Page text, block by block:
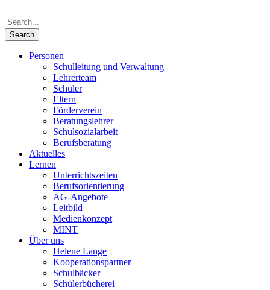
Personen
Schulleitung und Verwaltung
Lehrerteam
Schüler
Eltern
Förderverein
Beratungslehrer
Schulsozialarbeit
Berufsberatung
Aktuelles
Lernen
Unterrichtszeiten
Berufsorientierung
AG-Angebote
Leitbild
Medienkonzept
MINT
Über uns
Helene Lange
Kooperationspartner
Schulbäcker
Schülerbücherei